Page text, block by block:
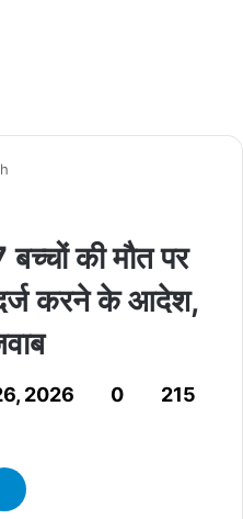
की मौत पर
करने के आदेश,
2026 0
215